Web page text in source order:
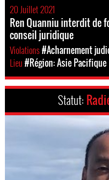
20 Juillet 2021
Ren Quanniu interdit de
conseil juridique
Violations#Acharnement
Lieu#Région: Asie Pacifique
Statut: